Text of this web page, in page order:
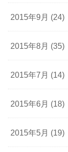
2015年9月 (24)
2015年8月 (35)
2015年7月 (14)
2015年6月 (18)
2015年5月 (19)